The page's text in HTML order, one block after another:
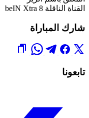
القناة الناقلة beIN Xtra 8
شارك المباراة
تابعونا